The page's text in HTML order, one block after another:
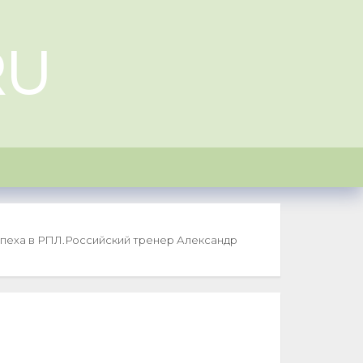
в РПЛ. Российский тренер Александр